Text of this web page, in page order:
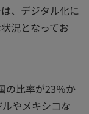
、デジタル化に
況となってお
の比率が23％か
やメキシコな